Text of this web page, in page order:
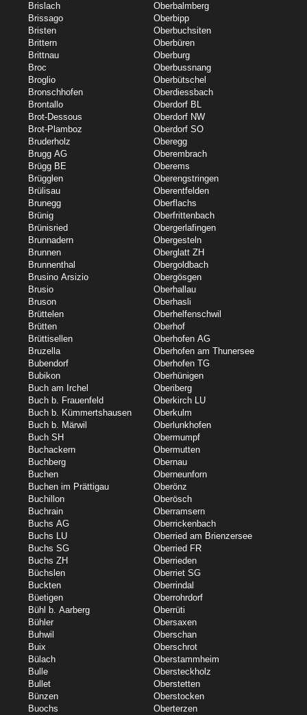
Brislach
Brissago
Bristen
Brittern
Brittnau
Broc
Broglio
Bronschhofen
Brontallo
Brot-Dessous
Brot-Plamboz
Bruderholz
Brugg AG
Brügg BE
Brügglen
Brülisau
Brunegg
Brünig
Brünisried
Brunnadern
Brunnen
Brunnenthal
Brusino Arsizio
Brusio
Bruson
Brüttelen
Brütten
Brüttisellen
Bruzella
Bubendorf
Bubikon
Buch am Irchel
Buch b. Frauenfeld
Buch b. Kümmertshausen
Buch b. Märwil
Buch SH
Buchackern
Buchberg
Buchen
Buchen im Prättigau
Buchillon
Buchrain
Buchs AG
Buchs LU
Buchs SG
Buchs ZH
Büchslen
Buckten
Büetigen
Bühl b. Aarberg
Bühler
Buhwil
Buix
Bülach
Bulle
Bullet
Bünzen
Buochs
Oberbalmberg
Oberbipp
Oberbuchsiten
Oberbüren
Oberburg
Oberbussnang
Oberbütschel
Oberdiessbach
Oberdorf BL
Oberdorf NW
Oberdorf SO
Oberegg
Oberembrach
Oberems
Oberengstringen
Oberentfelden
Oberflachs
Oberfrittenbach
Obergerlafingen
Obergesteln
Oberglatt ZH
Obergoldbach
Obergösgen
Oberhallau
Oberhasli
Oberhelfenschwil
Oberhof
Oberhofen AG
Oberhofen am Thunersee
Oberhofen TG
Oberhünigen
Oberiberg
Oberkirch LU
Oberkulm
Oberlunkhofen
Obermumpf
Obermutten
Obernau
Oberneunforn
Oberönz
Oberösch
Oberramsern
Oberrickenbach
Oberried am Brienzersee
Oberried FR
Oberrieden
Oberriet SG
Oberrindal
Oberrohrdorf
Oberrüti
Obersaxen
Oberschan
Oberschrot
Oberstammheim
Obersteckholz
Oberstetten
Oberstocken
Oberterzen